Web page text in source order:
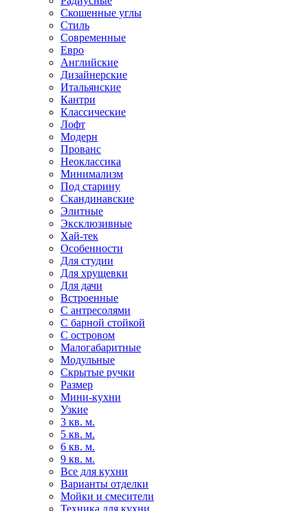
Скошенные углы
Стиль
Современные
Евро
Английские
Дизайнерские
Итальянские
Кантри
Классические
Лофт
Модерн
Прованс
Неоклассика
Минимализм
Под старину
Скандинавские
Элитные
Эксклюзивные
Хай-тек
Особенности
Для студии
Для хрущевки
Для дачи
Встроенные
С антресолями
С барной стойкой
С островом
Малогабаритные
Модульные
Скрытые ручки
Размер
Мини-кухни
Узкие
3 кв. м.
5 кв. м.
6 кв. м.
9 кв. м.
Все для кухни
Варианты отделки
Мойки и смесители
Техника для кухни